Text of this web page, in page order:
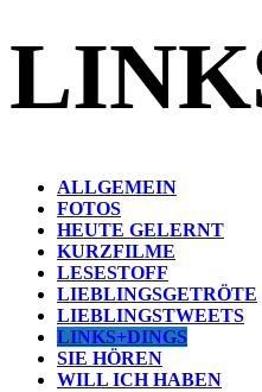
ALLGEMEIN
FOTOS
HEUTE GELERNT
KURZFILME
LESESTOFF
LIEBLINGSGETRÖTE
LIEBLINGSTWEETS
LINKS+DINGS
SIE HÖREN
WILL ICH HABEN